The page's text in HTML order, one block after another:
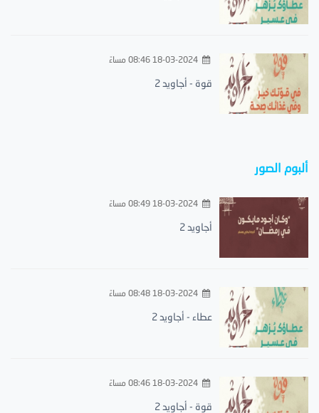
18-03-2024 08:46 مساءً
قوة - أجاويد 2
ألبوم الصور
18-03-2024 08:49 مساءً
أجاويد 2
18-03-2024 08:48 مساءً
عطاء - أجاويد 2
18-03-2024 08:46 مساءً
قوة - أجاويد 2